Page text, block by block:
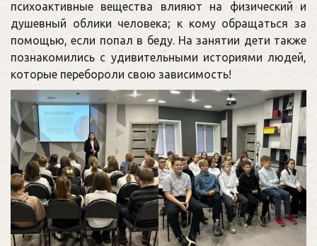
психоактивные вещества влияют на физический и
душевный облики человека; к кому обращаться за
помощью, если попал в беду. На занятии дети также
познакомились с удивительными историями людей,
которые перебороли свою зависимость!